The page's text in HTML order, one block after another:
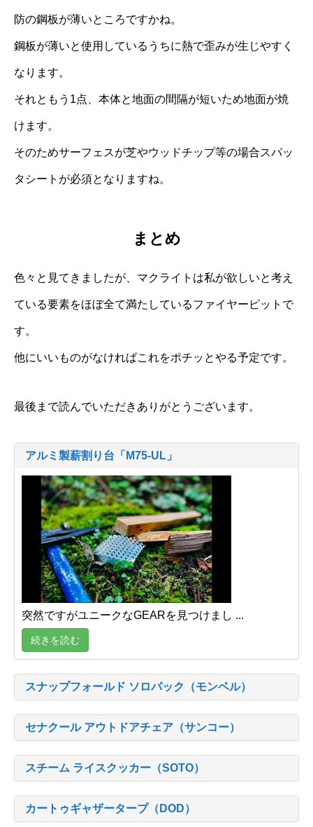
防の鋼板が薄いところですかね。
鋼板が薄いと使用しているうちに熱で歪みが生じやすく
なります。
それともう1点、本体と地面の間隔が短いため地面が焼
けます。
そのためサーフェスが芝やウッドチップ等の場合スパッ
タシートが必須となりますね。
まとめ
色々と見てきましたが、マクライトは私が欲しいと考え
ている要素をほぼ全て満たしているファイヤーピットで
す。
他にいいものがなければこれをポチッとやる予定です。
最後まで読んでいただきありがとうございます。
アルミ製薪割り台「M75-UL」
突然ですがユニークなGEARを見つけまし ...
続きを読む
スナップフォールド ソロパック（モンベル）
セナクール アウトドアチェア（サンコー）
スチーム ライスクッカー（SOTO）
カートゥギャザータープ（DOD）